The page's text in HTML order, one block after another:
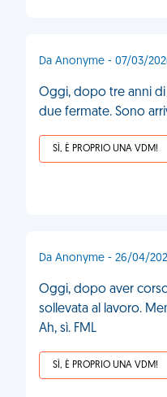
Da Anonyme - 07/03/
Oggi, dopo tre anni di
due fermate. Sono
SÌ, È PROPRIO UNA VDM!
Da Anonyme - 26/04/
Oggi, dopo aver
sollevata al lavoro.
Ah, sì. FML
SÌ, È PROPRIO UNA VDM!